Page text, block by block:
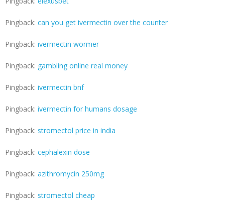
Pingback: can you get ivermectin over the counter
Pingback: ivermectin wormer
Pingback: gambling online real money
Pingback: ivermectin bnf
Pingback: ivermectin for humans dosage
Pingback: stromectol price in india
Pingback: cephalexin dose
Pingback: azithromycin 250mg
Pingback: stromectol cheap